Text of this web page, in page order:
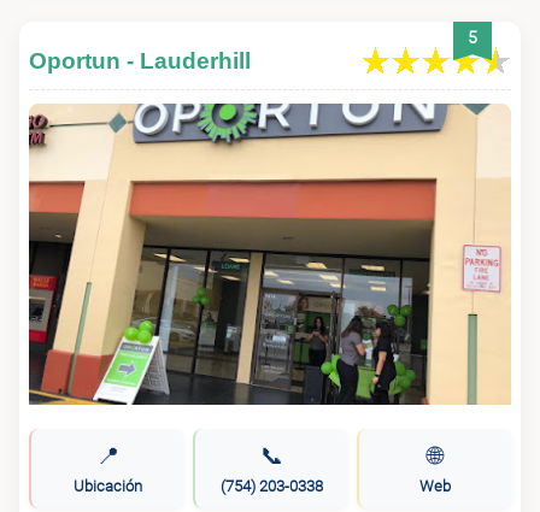
5
Oportun - Lauderhill
📍
Ubicación
📞
(754) 203-0338
🌐
Web